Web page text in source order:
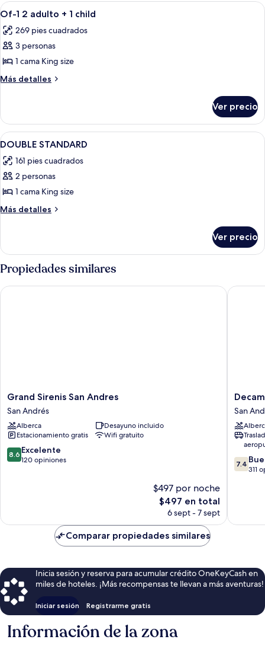
AD
Abrir
todas
las
fotos
de
Of-
adulto
+
1
child
Caja de seguridad en la habitación,
1
Of-1 2 adulto + 1 child
269 pies cuadrados
3 personas
1 cama King size
Más detalles
Más
1
adulto
child
Ver precio
Abrir
todas
las
fotos
de
DOUBLE
Caja de seguridad en la habitación,
1
DOUBLE STANDARD
161 pies cuadrados
2 personas
1 cama King size
Más detalles
Más
STANDARD
Ver precio
Propiedades similares
Grand
Sirenis
San
Andres
San
Andrés
Grand Sirenis San Andres
San Andrés
Alberca
Desayuno incluido
Estacionamiento gratis
Wifi gratuito
8.6
de
8.6 Excelente
120 opiniones
$497 por noche
El
precio
es
$497 en total
6 sept - 7 sept
Grand Sirenis San Andres
Isleño
-
All
Inclusive
San
Andrés
San
7.4
de
7.4
311
Comparar propiedades similares
Inicia sesión y reserva para acumular crédito OneKeyCash en
miles de hoteles. ¡Más recompensas te llevan a más aventuras!
Iniciar sesión Registrarme gratis
Información de la zona